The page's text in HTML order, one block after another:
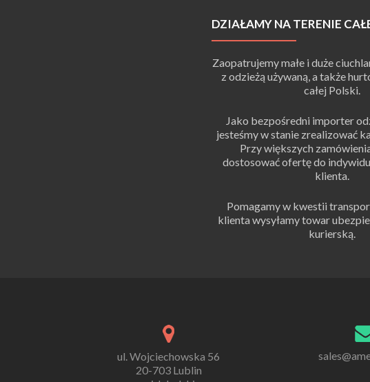
DZIAŁAMY NA TERENIE
Zaopatrujemy małe i duże
z odzieżą używaną, a także
całej Polski.
Jako bezpośredni importer
jesteśmy w stanie zrealizować
Przy większych
dostosować ofertę do
klienta.
Pomagamy w kwestii
klienta wysyłamy towar
kurierską.
ul. Wojciechowska 56
20-703 Lublin